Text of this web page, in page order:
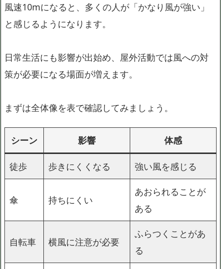
風速10mになると、多くの人が「かなり風が強い」
と感じるようになります。
日常生活にも影響が出始め、屋外活動では風への対
策が必要になる場面が増えます。
まずは全体像を表で確認してみましょう。
シーン 影響 体感
徒歩 歩きにくくなる 強い風を感じる
傘 持ちにくい
あおられることが
ある
自転車 横風に注意が必要
ふらつくことがあ
る